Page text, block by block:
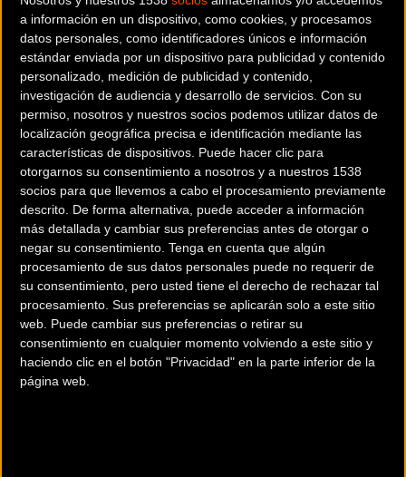
a información en un dispositivo, como cookies, y procesamos
datos personales, como identificadores únicos e información
estándar enviada por un dispositivo para publicidad y contenido
personalizado, medición de publicidad y contenido,
investigación de audiencia y desarrollo de servicios. Con su
permiso, nosotros y nuestros socios podemos utilizar datos de
localización geográfica precisa e identificación mediante las
características de dispositivos. Puede hacer clic para
otorgarnos su consentimiento a nosotros y a nuestros 1538
socios para que llevemos a cabo el procesamiento previamente
descrito. De forma alternativa, puede acceder a información
más detallada y cambiar sus preferencias antes de otorgar o
negar su consentimiento. Tenga en cuenta que algún
procesamiento de sus datos personales puede no requerir de
su consentimiento, pero usted tiene el derecho de rechazar tal
procesamiento. Sus preferencias se aplicarán solo a este sitio
web. Puede cambiar sus preferencias o retirar su
consentimiento en cualquier momento volviendo a este sitio y
haciendo clic en el botón "Privacidad" en la parte inferior de la
página web.
Innovación técnica para el ciclista
exigente
La serie Nitro II 2025 es el resultado de más de 40 años de
experiencia en ingeniería ciclista. No se trata solo de
estética premium en acabado Light Bronze, sino de una
mejora sustancial en la mecánica de la rueda. El uso de
aluminio 7075 mecanizado de alta precisiónasegura una
base ligera pero extremadamente resistente, capaz de